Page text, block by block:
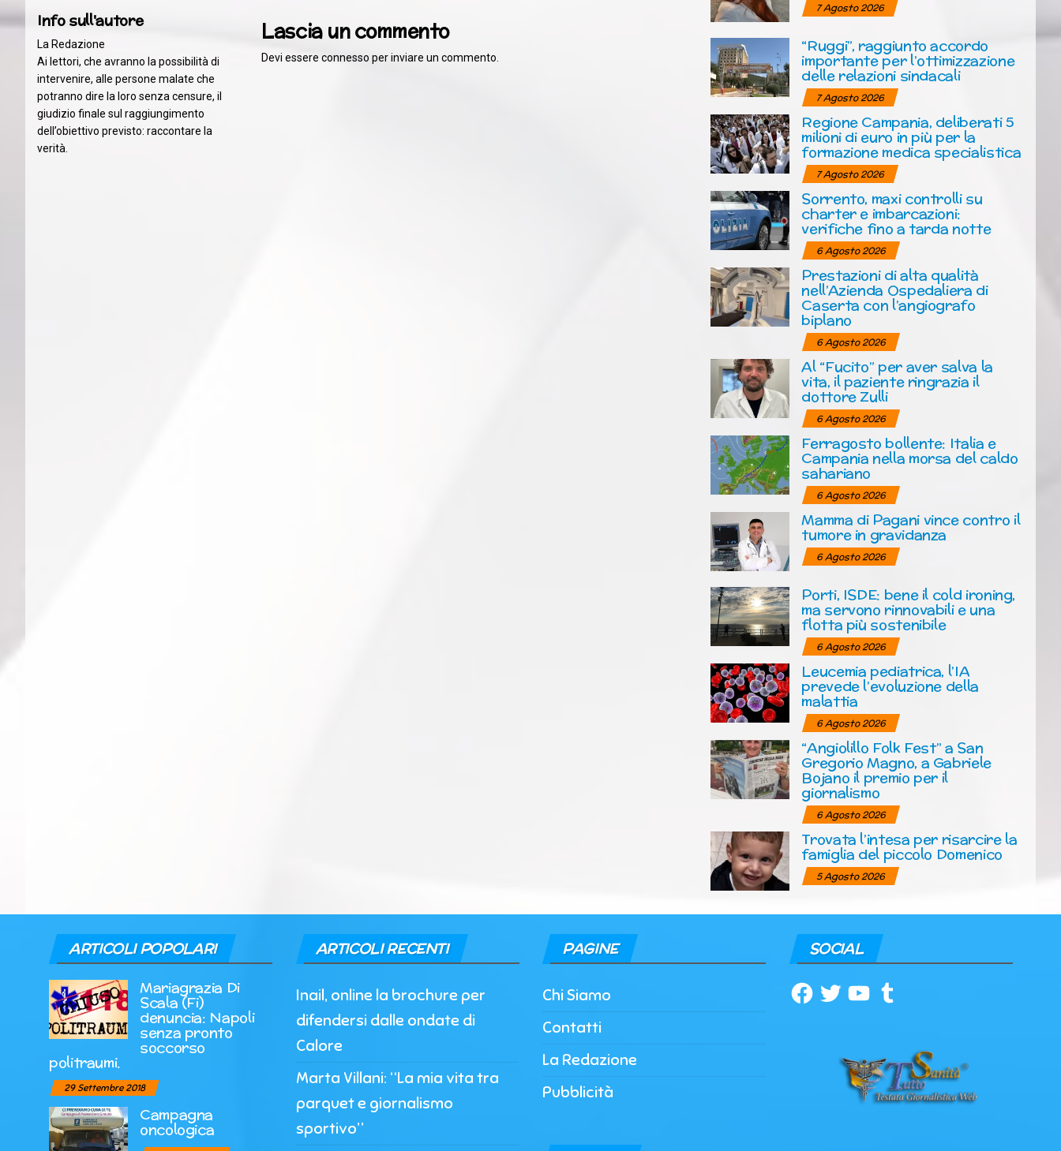
Info sull'autore
La Redazione
Ai lettori, che avranno la possibilità di
intervenire, alle persone malate che
potranno dire la loro senza censure, il
giudizio finale sul raggiungimento
dell’obiettivo previsto: raccontare la
verità.
Lascia un commento
Devi essereconnesso per inviare un commento.
7 Agosto 2026
“Ruggi”, raggiunto accordo
importante per l’ottimizzazione
delle relazioni sindacali
7 Agosto 2026
Regione Campania, deliberati 5
milioni di euro in più per la
formazione medica specialistica
7 Agosto 2026
Sorrento, maxi controlli su
charter e imbarcazioni:
verifiche fino a tarda notte
6 Agosto 2026
Prestazioni di alta qualità
nell’Azienda Ospedaliera di
Caserta con l’angiografo
biplano
6 Agosto 2026
Al “Fucito” per aver salva la
vita, il paziente ringrazia il
dottore Zulli
6 Agosto 2026
Ferragosto bollente: Italia e
Campania nella morsa del caldo
sahariano
6 Agosto 2026
Mamma di Pagani vince contro il
tumore in gravidanza
6 Agosto 2026
Porti, ISDE: bene il cold ironing,
ma servono rinnovabili e una
flotta più sostenibile
6 Agosto 2026
Leucemia pediatrica, l’IA
prevede l’evoluzione della
malattia
6 Agosto 2026
“Angiolillo Folk Fest” a San
Gregorio Magno, a Gabriele
Bojano il premio per il
giornalismo
6 Agosto 2026
Trovata l’intesa per risarcire la
famiglia del piccolo Domenico
5 Agosto 2026
ARTICOLI POPOLARI
Mariagrazia Di
Scala (Fi)
denuncia: Napoli
senza pronto
soccorso
politraumi.
29 Settembre 2018
Campagna
oncologica
ARTICOLI RECENTI
Inail, online la brochure per
difendersi dalle ondate di
Calore
Marta Villani: “La mia vita tra
parquet e giornalismo
sportivo”
PAGINE
Chi Siamo
Contatti
La Redazione
Pubblicità
SOCIAL
Facebook
TwitterYouTubeTumblr